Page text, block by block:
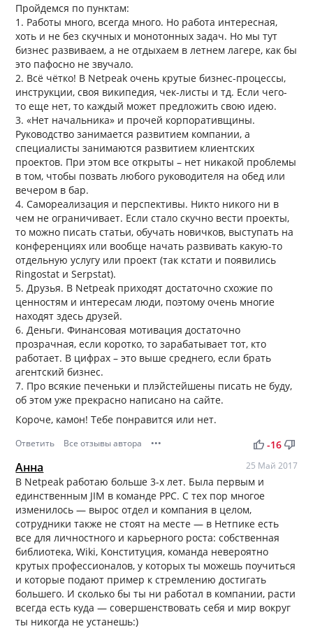
Пройдемся по пунктам:
1. Работы много, всегда много. Но работа интересная,
хоть и не без скучных и монотонных задач. Но мы тут
бизнес развиваем, а не отдыхаем в летнем лагере, как бы
это пафосно не звучало.
2. Всё чётко! В Netpeak очень крутые бизнес-процессы,
инструкции, своя википедия, чек-листы и тд. Если чего-
то еще нет, то каждый может предложить свою идею.
3. «Нет начальника» и прочей корпоративщины.
Руководство занимается развитием компании, а
специалисты занимаются развитием клиентских
проектов. При этом все открыты – нет никакой проблемы
в том, чтобы позвать любого руководителя на обед или
вечером в бар.
4. Самореализация и перспективы. Никто никого ни в
чем не ограничивает. Если стало скучно вести проекты,
то можно писать статьи, обучать новичков, выступать на
конференциях или вообще начать развивать какую-то
отдельную услугу или проект (так кстати и появились
Ringostat и Serpstat).
5. Друзья. В Netpeak приходят достаточно схожие по
ценностям и интересам люди, поэтому очень многие
находят здесь друзей.
6. Деньги. Финансовая мотивация достаточно
прозрачная, если коротко, то зарабатывает тот, кто
работает. В цифрах – это выше среднего, если брать
агентский бизнес.
7. Про всякие печеньки и плэйстейшены писать не буду,
об этом уже прекрасно написано на сайте.
Короче, камон! Тебе понравится или нет.
Ответить Все отзывы автора ••• thumb_up thumb_down
-16
Анна 25 Май 2017
В Netpeak работаю больше 3-х лет. Была первым и
единственным JIM в команде PPC. С тех пор многое
изменилось — вырос отдел и компания в целом,
сотрудники также не стоят на месте — в Нетпике есть
все для личностного и карьерного роста: собственная
библиотека, Wiki, Конституция, команда невероятно
крутых профессионалов, у которых ты можешь поучиться
и которые подают пример к стремлению достигать
большего. И сколько бы ты ни работал в компании, расти
всегда есть куда — совершенствовать себя и мир вокруг
ты никогда не устанешь:)